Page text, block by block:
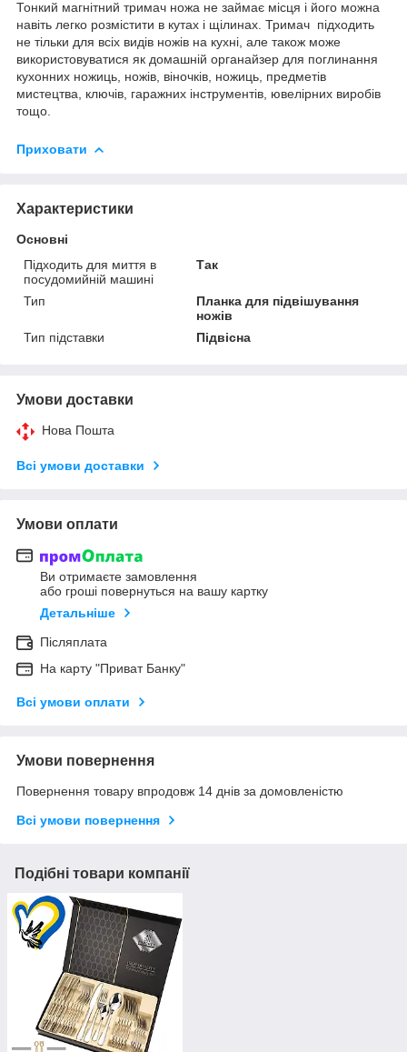
Тонкий магнітний тримач ножа не займає місця і його можна
навіть легко розмістити в кутах і щілинах. Тримач підходить
не тільки для всіх видів ножів на кухні, але також може
використовуватися як домашній органайзер для поглинання
кухонних ножиць, ножів, віночків, ножиць, предметів
мистецтва, ключів, гаражних інструментів, ювелірних виробів
тощо.
Приховати
Характеристики
Основні
Підходить для миття в
посудомийній машині
Так
Тип
Планка для підвішування
ножів
Тип підставки
Підвісна
Умови доставки
Нова Пошта
Всі умови доставки
Умови оплати
Ви отримаєте замовлення
або гроші повернуться на вашу картку
Детальніше
Післяплата
На карту "Приват Банку"
Всі умови оплати
Умови повернення
Повернення товару впродовж 14 днів за домовленістю
Всі умови повернення
Подібні товари компанії